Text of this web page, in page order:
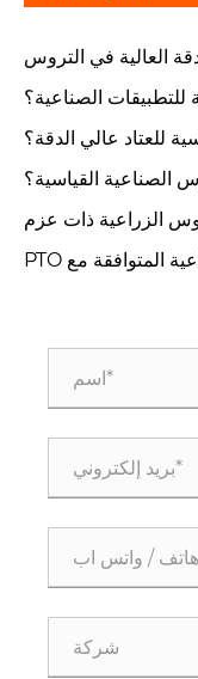
العالية في التروس
الدقيقة؟
الصناعية؟
للعتاد عالي الدقة؟
الصناعية القياسية؟
الزراعية ذات عزم
الدوران العالي؟
ما الذي يجعل علب التروس الزراعية المتوافقة مع PTO